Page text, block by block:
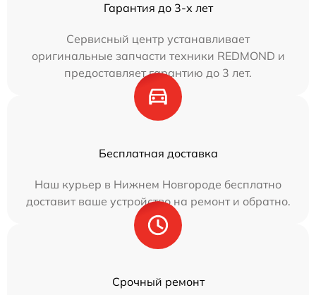
Гарантия до 3-х лет
Сервисный центр устанавливает
оригинальные запчасти техники REDMOND и
предоставляет гарантию до 3 лет.
Бесплатная доставка
Наш курьер в Нижнем Новгороде бесплатно
доставит ваше устройство на ремонт и обратно.
Срочный ремонт